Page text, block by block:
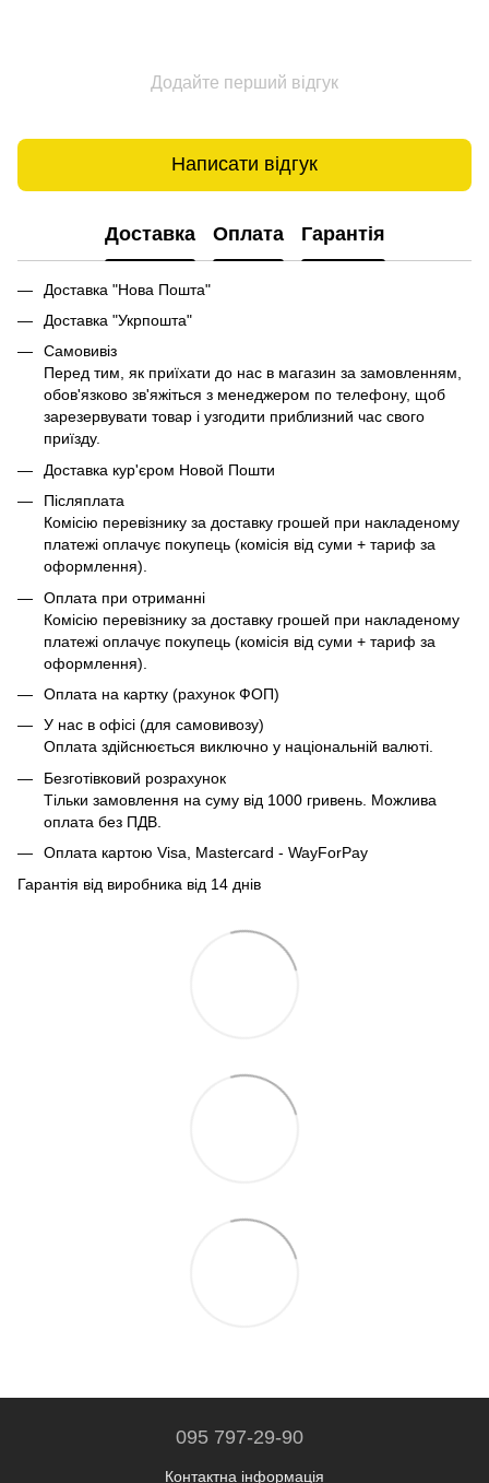
Додайте перший відгук
Написати відгук
Доставка Оплата Гарантія
Доставка "Нова Пошта"
Доставка "Укрпошта"
Самовивіз
Перед тим, як приїхати до нас в магазин за замовленням,
обов'язково зв'яжіться з менеджером по телефону, щоб
зарезервувати товар і узгодити приблизний час свого
приїзду.
Доставка кур'єром Новой Пошти
Післяплата
Комісію перевізнику за доставку грошей при накладеному
платежі оплачує покупець (комісія від суми + тариф за
оформлення).
Оплата при отриманні
Комісію перевізнику за доставку грошей при накладеному
платежі оплачує покупець (комісія від суми + тариф за
оформлення).
Оплата на картку (рахунок ФОП)
У нас в офісі (для самовивозу)
Оплата здійснюється виключно у національній валюті.
Безготівковий розрахунок
Тільки замовлення на суму від 1000 гривень. Можлива
оплата без ПДВ.
Оплата картою Visa, Mastercard - WayForPay
Гарантія від виробника від 14 днів
095 797-29-90
Контактна інформація